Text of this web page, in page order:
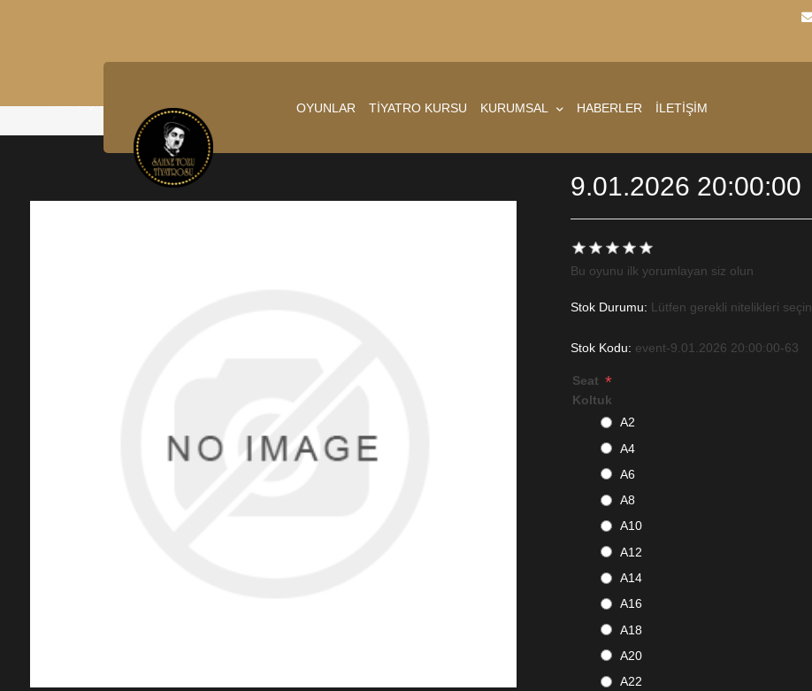
OYUNLAR TİYATRO KURSU KURUMSAL HABERLER İLETİŞİM
9.01.2026 20:00:00
Bu oyunu ilk yorumlayan siz olun
Stok Durumu: Lütfen gerekli nitelikleri seçin
Stok Kodu: event-9.01.2026 20:00:00-63
Seat *
Koltuk
A2
A4
A6
A8
A10
A12
A14
A16
A18
A20
A22